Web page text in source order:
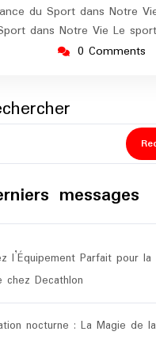
du Sport dans Notre
dans Notre Vie Le
0 Comments
messages
l’Équipement Parfait pour
chez Decathlon
nocturne : La Magie de